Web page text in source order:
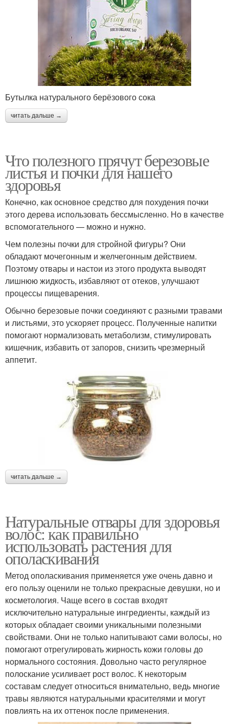
Бутылка натурального берёзового сока
читать дальше →
Что полезного прячут березовые
листья и почки для нашего
здоровья
Конечно, как основное средство для похудения почки
этого дерева использовать бессмысленно. Но в качестве
вспомогательного — можно и нужно.
Чем полезны почки для стройной фигуры? Они
обладают мочегонным и желчегонным действием.
Поэтому отвары и настои из этого продукта выводят
лишнюю жидкость, избавляют от отеков, улучшают
процессы пищеварения.
Обычно березовые почки соединяют с разными травами
и листьями, это ускоряет процесс. Полученные напитки
помогают нормализовать метаболизм, стимулировать
кишечник, избавить от запоров, снизить чрезмерный
аппетит.
читать дальше →
Натуральные отвары для здоровья
волос: как правильно
использовать растения для
ополаскивания
Метод ополаскивания применяется уже очень давно и
его пользу оценили не только прекрасные девушки, но и
косметология. Чаще всего в состав входят
исключительно натуральные ингредиенты, каждый из
которых обладает своими уникальными полезными
свойствами. Они не только напитывают сами волосы, но
помогают отрегулировать жирность кожи головы до
нормального состояния. Довольно часто регулярное
полоскание усиливает рост волос. К некоторым
составам следует относиться внимательно, ведь многие
травы являются натуральными красителями и могут
повлиять на их оттенок после применения.